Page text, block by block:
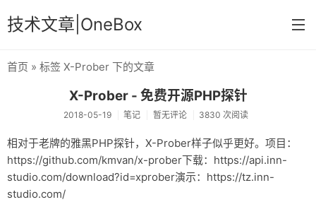
技术文章|OneBox
记事
笔记
文章归档
首页 » 标签 X-Prober 下的文章
X-Prober - 免费开源PHP探针
2018-05-19 笔记 暂无评论 3830 次阅读
相对于老牌的雅黑PHP探针，X-Prober样子似乎更好。项目：
https://github.com/kmvan/x-prober下载：https://api.inn-
studio.com/download?id=xprober演示：https://tz.inn-
studio.com/